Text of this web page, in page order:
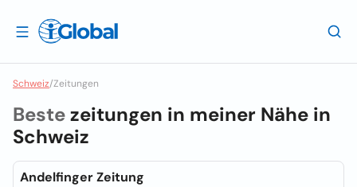
Schweiz/Zeitungen
Bestezeitungen in meiner Nähe in
Schweiz
Andelfinger Zeitung